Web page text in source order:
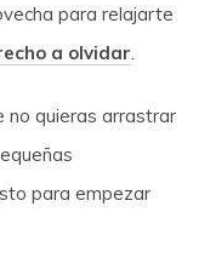
para relajarte
a olvidar.
no quieras arrastrar
para empezar